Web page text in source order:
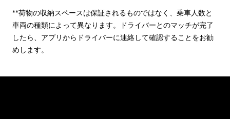
**荷物の収納スペースは保証されるものではなく、乗車人数と
車両の種類によって異なります。ドライバーとのマッチが完了
したら、アプリからドライバーに連絡して確認することをお勧
めします。